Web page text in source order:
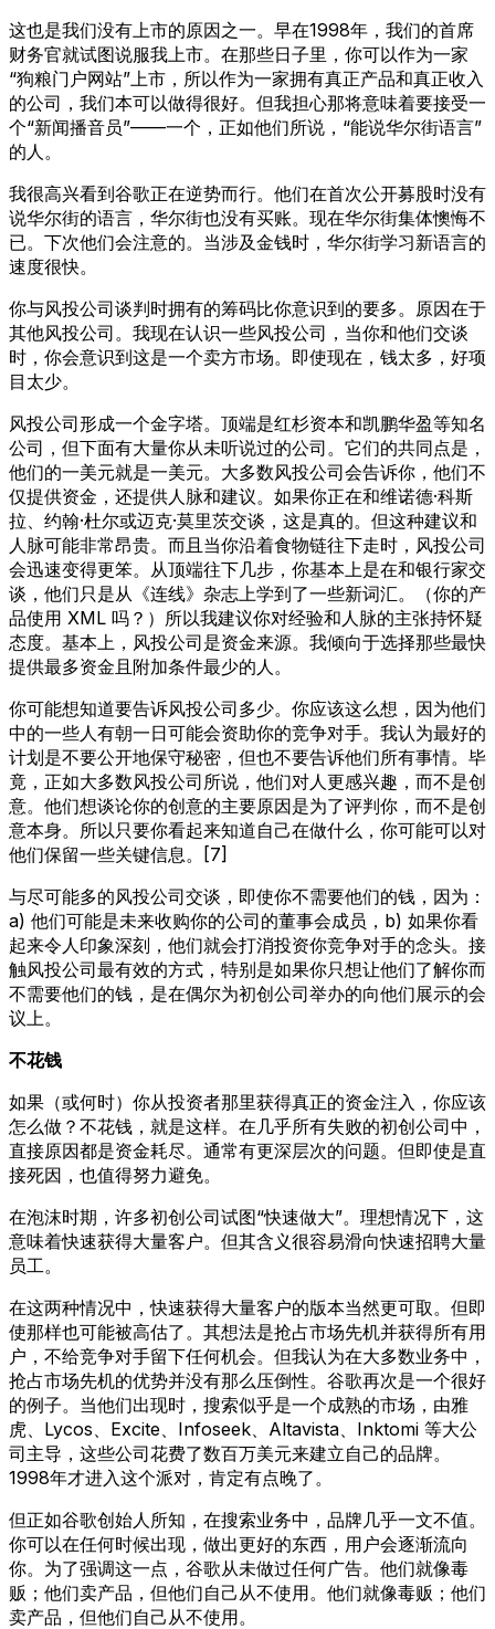
这也是我们没有上市的原因之一。早在1998年，我们的首席
财务官就试图说服我上市。在那些日子里，你可以作为一家
“狗粮门户网站”上市，所以作为一家拥有真正产品和真正收入
的公司，我们本可以做得很好。但我担心那将意味着要接受一
个“新闻播音员”——一个，正如他们所说，“能说华尔街语言”
的人。
我很高兴看到谷歌正在逆势而行。他们在首次公开募股时没有
说华尔街的语言，华尔街也没有买账。现在华尔街集体懊悔不
已。下次他们会注意的。当涉及金钱时，华尔街学习新语言的
速度很快。
你与风投公司谈判时拥有的筹码比你意识到的要多。原因在于
其他风投公司。我现在认识一些风投公司，当你和他们交谈
时，你会意识到这是一个卖方市场。即使现在，钱太多，好项
目太少。
风投公司形成一个金字塔。顶端是红杉资本和凯鹏华盈等知名
公司，但下面有大量你从未听说过的公司。它们的共同点是，
他们的一美元就是一美元。大多数风投公司会告诉你，他们不
仅提供资金，还提供人脉和建议。如果你正在和维诺德·科斯
拉、约翰·杜尔或迈克·莫里茨交谈，这是真的。但这种建议和
人脉可能非常昂贵。而且当你沿着食物链往下走时，风投公司
会迅速变得更笨。从顶端往下几步，你基本上是在和银行家交
谈，他们只是从《连线》杂志上学到了一些新词汇。（你的产
品使用 XML 吗？）所以我建议你对经验和人脉的主张持怀疑
态度。基本上，风投公司是资金来源。我倾向于选择那些最快
提供最多资金且附加条件最少的人。
你可能想知道要告诉风投公司多少。你应该这么想，因为他们
中的一些人有朝一日可能会资助你的竞争对手。我认为最好的
计划是不要公开地保守秘密，但也不要告诉他们所有事情。毕
竟，正如大多数风投公司所说，他们对人更感兴趣，而不是创
意。他们想谈论你的创意的主要原因是为了评判你，而不是创
意本身。所以只要你看起来知道自己在做什么，你可能可以对
他们保留一些关键信息。[7]
与尽可能多的风投公司交谈，即使你不需要他们的钱，因为：
a) 他们可能是未来收购你的公司的董事会成员，b) 如果你看
起来令人印象深刻，他们就会打消投资你竞争对手的念头。接
触风投公司最有效的方式，特别是如果你只想让他们了解你而
不需要他们的钱，是在偶尔为初创公司举办的向他们展示的会
议上。
不花钱
如果（或何时）你从投资者那里获得真正的资金注入，你应该
怎么做？不花钱，就是这样。在几乎所有失败的初创公司中，
直接原因都是资金耗尽。通常有更深层次的问题。但即使是直
接死因，也值得努力避免。
在泡沫时期，许多初创公司试图“快速做大”。理想情况下，这
意味着快速获得大量客户。但其含义很容易滑向快速招聘大量
员工。
在这两种情况中，快速获得大量客户的版本当然更可取。但即
使那样也可能被高估了。其想法是抢占市场先机并获得所有用
户，不给竞争对手留下任何机会。但我认为在大多数业务中，
抢占市场先机的优势并没有那么压倒性。谷歌再次是一个很好
的例子。当他们出现时，搜索似乎是一个成熟的市场，由雅
虎、Lycos、Excite、Infoseek、Altavista、Inktomi 等大公
司主导，这些公司花费了数百万美元来建立自己的品牌。
1998年才进入这个派对，肯定有点晚了。
但正如谷歌创始人所知，在搜索业务中，品牌几乎一文不值。
你可以在任何时候出现，做出更好的东西，用户会逐渐流向
你。为了强调这一点，谷歌从未做过任何广告。他们就像毒
贩；他们卖产品，但他们自己从不使用。他们就像毒贩；他们
卖产品，但他们自己从不使用。